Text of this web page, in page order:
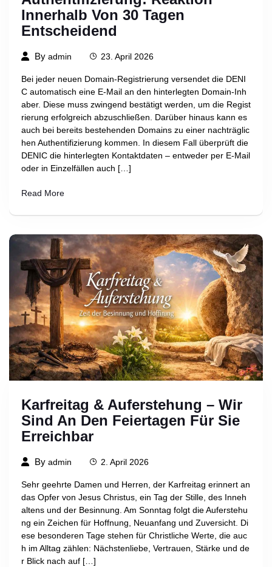
Innerhalb Von 30 Tagen
Entscheidend
By admin 23. April 2026
Bei jeder neuen Domain-Registrierung versendet die DENI
C automatisch eine E-Mail an den hinterlegten Domain-Inh
aber. Diese muss zwingend bestätigt werden, um die Regist
rierung erfolgreich abzuschließen. Darüber hinaus kann es
auch bei bereits bestehenden Domains zu einer nachträglic
hen Authentifizierung kommen. In diesem Fall überprüft die
DENIC die hinterlegten Kontaktdaten – entweder per E-Mail
oder in Einzelfällen auch […]
Read More
Karfreitag & Auferstehung – Wir
Sind An Den Feiertagen Für Sie
Erreichbar
By admin 2. April 2026
Sehr geehrte Damen und Herren, der Karfreitag erinnert an
das Opfer von Jesus Christus, ein Tag der Stille, des Inneh
altens und der Besinnung. Am Sonntag folgt die Auferstehu
ng ein Zeichen für Hoffnung, Neuanfang und Zuversicht. Di
ese besonderen Tage stehen für Christliche Werte, die auc
h im Alltag zählen: Nächstenliebe, Vertrauen, Stärke und de
r Blick nach auf […]